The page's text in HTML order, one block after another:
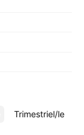
Trimestriel/le